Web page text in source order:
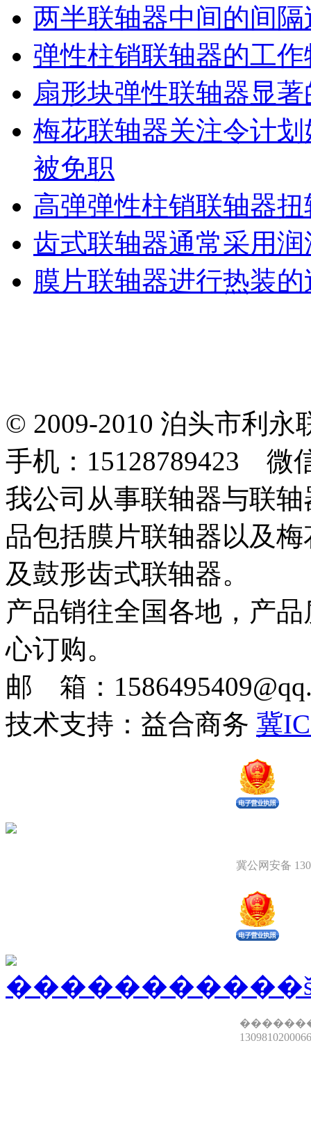
两半联轴器中间的间隔
弹性柱销联轴器的工
扇形块弹性联轴器显
梅花联轴器关注令计
被免职
高弹弹性柱销联轴器
齿式联轴器通常采用
膜片联轴器进行热装
© 2009-2010 泊头市利
手机：15128789423 微
我公司从事联轴器与联
品包括膜片联轴器以及
及鼓形齿式联轴器。
产品销往全国各地，产
心订购。
邮 箱：
技术支持：益合商务 冀
冀公网安备